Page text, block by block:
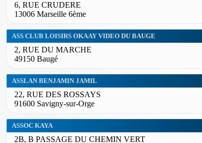
6, RUE CRUDERE
13006 Marseille 6ème
ASS CLUB LOISIRS OKAAY VIDEO DU BAUGE
2, RUE DU MARCHE
49150 Baugé
ASSLAN BENJAMIN JAMIL
22, RUE DES ROSSAYS
91600 Savigny-sur-Orge
ASSOC KAYA
2B, B PASSAGE DU CHEMIN VERT